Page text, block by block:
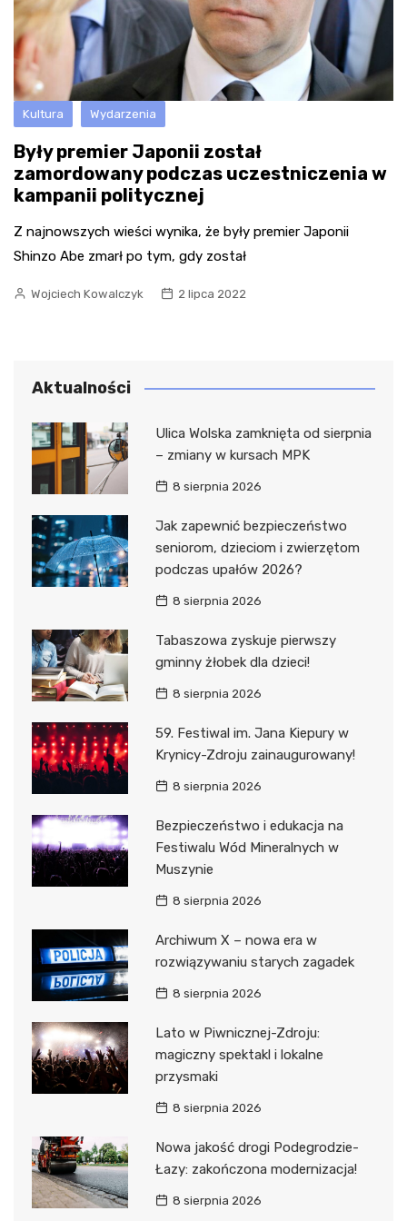
Kultura Wydarzenia
Były premier Japonii został
zamordowany podczas uczestniczenia w
kampanii politycznej
Z najnowszych wieści wynika, że były premier Japonii
Shinzo Abe zmarł po tym, gdy został
Wojciech Kowalczyk 2 lipca 2022
Aktualności
Ulica Wolska zamknięta od sierpnia
– zmiany w kursach MPK
8 sierpnia 2026
Jak zapewnić bezpieczeństwo
seniorom, dzieciom i zwierzętom
podczas upałów 2026?
8 sierpnia 2026
Tabaszowa zyskuje pierwszy
gminny żłobek dla dzieci!
8 sierpnia 2026
59. Festiwal im. Jana Kiepury w
Krynicy-Zdroju zainaugurowany!
8 sierpnia 2026
Bezpieczeństwo i edukacja na
Festiwalu Wód Mineralnych w
Muszynie
8 sierpnia 2026
Archiwum X – nowa era w
rozwiązywaniu starych zagadek
8 sierpnia 2026
Lato w Piwnicznej-Zdroju:
magiczny spektakl i lokalne
przysmaki
8 sierpnia 2026
Nowa jakość drogi Podegrodzie-
Łazy: zakończona modernizacja!
8 sierpnia 2026